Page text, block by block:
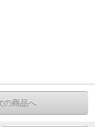
の商品へ